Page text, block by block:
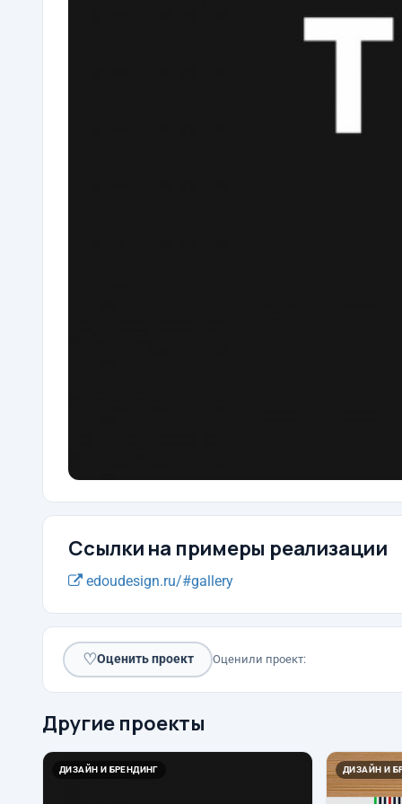
Ссылки на примеры реализации
edoudesign.ru/#gallery
♡Оценить проект Оценили проект:
Другие проекты
ДИЗАЙН И БРЕНДИНГ ДИЗАЙН И